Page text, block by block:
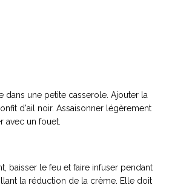
dans une petite casserole. Ajouter la
d'ail noir. Assaisonner légèrement
avec un fouet.
baisser le feu et faire infuser pendant
la réduction de la crème. Elle doit